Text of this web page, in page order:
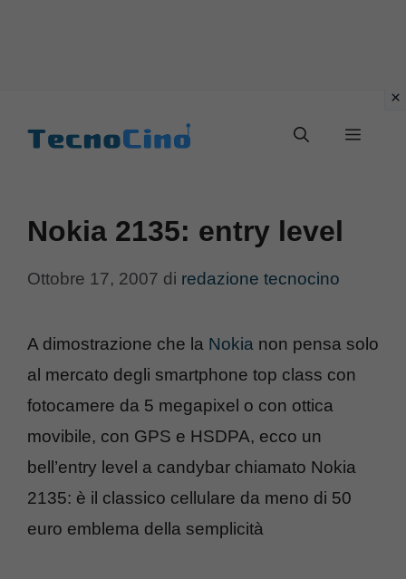
Menu
Nokia 2135: entry level
Ottobre 17, 2007 di redazione tecnocino
A dimostrazione che la Nokia non pensa solo
al mercato degli smartphone top class con
fotocamere da 5 megapixel o con ottica
movibile, con GPS e HSDPA, ecco un
bell’entry level a candybar chiamato Nokia
2135: è il classico cellulare da meno di 50
euro emblema della semplicità